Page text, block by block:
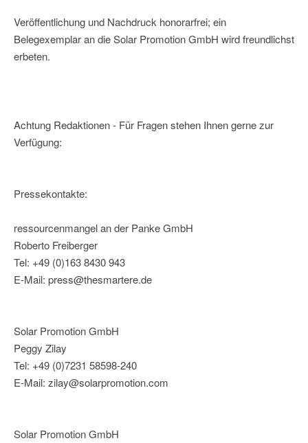
Veröffentlichung und Nachdruck honorarfrei; ein
Belegexemplar an die Solar Promotion GmbH wird freundlichst
erbeten.
Achtung Redaktionen - Für Fragen stehen Ihnen gerne zur
Verfügung:
Pressekontakte:
ressourcenmangel an der Panke GmbH
Roberto Freiberger
Tel: +49 (0)163 8430 943
E-Mail: press@thesmartere.de
Solar Promotion GmbH
Peggy Zilay
Tel: +49 (0)7231 58598-240
E-Mail: zilay@solarpromotion.com
Solar Promotion GmbH